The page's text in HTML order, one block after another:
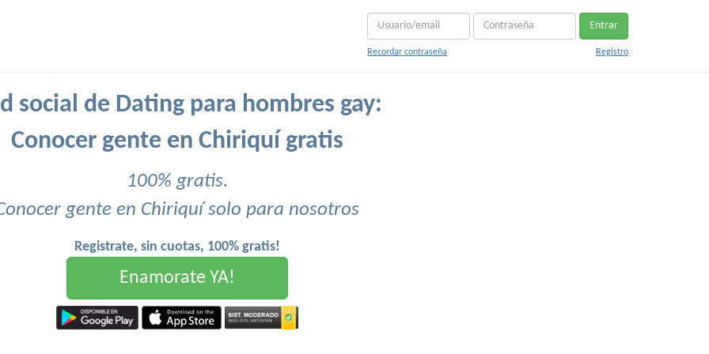
Entrar
Recordar contraseña Registro
social de Dating para hombres gay:
Conocer gente en Chiriquí gratis
100% gratis.
gente en Chiriquí solo para nosotros
Registrate, sin cuotas, 100% gratis!
Enamorate YA!